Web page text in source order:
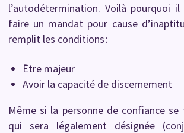
l’autodétermination. Voilà pourquoi
faire un mandat pour cause
remplit les conditions :
Être majeur
Avoir la capacité de discernement
Même si la personne de confiance
qui sera légalement désignée